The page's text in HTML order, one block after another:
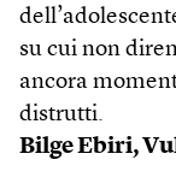
su cui non
ancora
distrutti.
Bilge Ebiri,